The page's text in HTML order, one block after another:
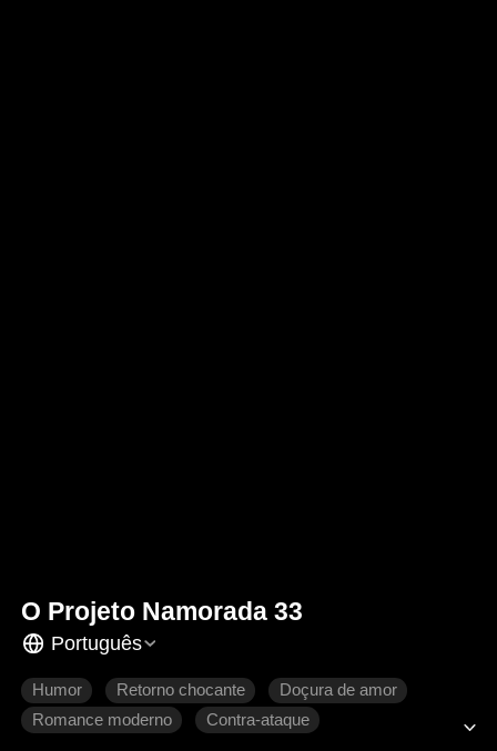
O Projeto Namorada 33
Português
Humor Retorno chocante
Doçura de amor
Romance moderno
Contra-ataque